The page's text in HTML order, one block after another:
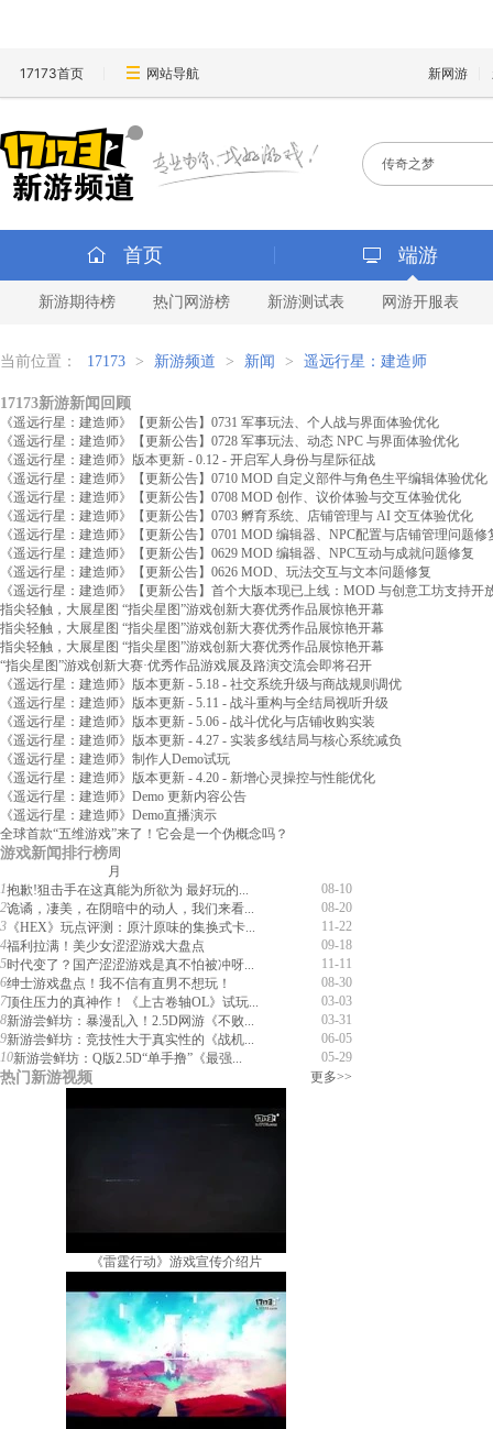
17173首页 网站导航 新网游
首页 端游
新游期待榜 热门网游榜 新游测试表 网游开服表
当前位置： 17173 > 新游频道 > 新闻 > 遥远行星：建造师
17173新游新闻回顾
《遥远行星：建造师》【更新公告】0731 军事玩法、个人战与界面体验优化
《遥远行星：建造师》【更新公告】0728 军事玩法、动态 NPC 与界面体验优化
《遥远行星：建造师》版本更新 - 0.12 - 开启军人身份与星际征战
《遥远行星：建造师》【更新公告】0710 MOD 自定义部件与角色生平编辑体验优化
《遥远行星：建造师》【更新公告】0708 MOD 创作、议价体验与交互体验优化
《遥远行星：建造师》【更新公告】0703 孵育系统、店铺管理与 AI 交互体验优化
《遥远行星：建造师》【更新公告】0701 MOD 编辑器、NPC配置与店铺管理问题修
《遥远行星：建造师》【更新公告】0629 MOD 编辑器、NPC互动与成就问题修复
《遥远行星：建造师》【更新公告】0626 MOD、玩法交互与文本问题修复
《遥远行星：建造师》【更新公告】首个大版本现已上线：MOD 与创意工坊支持开
指尖轻触，大展星图 “指尖星图”游戏创新大赛优秀作品展惊艳开幕
指尖轻触，大展星图 “指尖星图”游戏创新大赛优秀作品展惊艳开幕
指尖轻触，大展星图 “指尖星图”游戏创新大赛优秀作品展惊艳开幕
“指尖星图”游戏创新大赛·优秀作品游戏展及路演交流会即将召开
《遥远行星：建造师》版本更新 - 5.18 - 社交系统升级与商战规则调优
《遥远行星：建造师》版本更新 - 5.11 - 战斗重构与全结局视听升级
《遥远行星：建造师》版本更新 - 5.06 - 战斗优化与店铺收购实装
《遥远行星：建造师》版本更新 - 4.27 - 实装多线结局与核心系统减负
《遥远行星：建造师》制作人Demo试玩
《遥远行星：建造师》版本更新 - 4.20 - 新增心灵操控与性能优化
《遥远行星：建造师》Demo 更新内容公告
《遥远行星：建造师》Demo直播演示
全球首款“五维游戏”来了！它会是一个伪概念吗？
游戏新闻排行榜周
月
1
08-10
抱歉!狙击手在这真能为所欲为 最好玩的...
2
08-20
诡谲，凄美，在阴暗中的动人，我们来看...
3
11-22
《HEX》玩点评测：原汁原味的集换式卡...
4
09-18
福利拉满！美少女涩涩游戏大盘点
5
11-11
时代变了？国产涩涩游戏是真不怕被冲呀...
6
08-30
绅士游戏盘点！我不信有直男不想玩！
7
03-03
顶住压力的真神作！《上古卷轴OL》试玩...
8
03-31
新游尝鲜坊：暴漫乱入！2.5D网游《不败...
9
06-05
新游尝鲜坊：竞技性大于真实性的《战机...
10
05-29
新游尝鲜坊：Q版2.5D“单手撸”《最强...
热门新游视频 更多>>
《雷霆行动》游戏宣传介绍片